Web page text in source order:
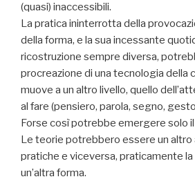
(quasi) inaccessibili.
La pratica ininterrotta della
della forma, e la sua incessante
ricostruzione sempre diversa,
procreazione di una tecnologia della
muove a un altro livello, quello
al fare (pensiero, parola, segno,
Forse così potrebbe emergere solo
Le teorie potrebbero essere un
pratiche e viceversa, praticamente la
un’altra forma.